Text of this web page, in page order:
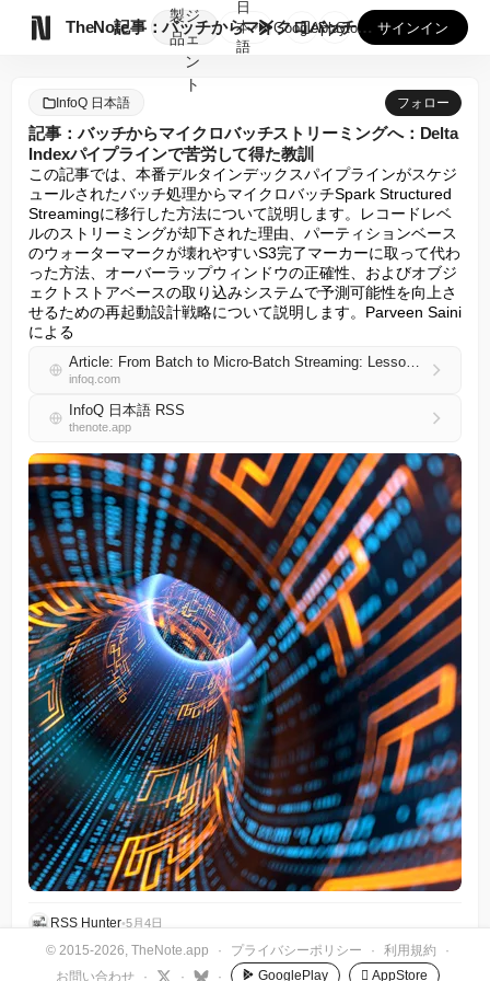
TheNote
製
品
ジ
ェ
ン
ト
記事：バッチからマイクロバッチストリーミングへ：Delta ...
日
本
語
GooglePlay
AppStore サインイン
InfoQ 日本語 フォロー
記事：バッチからマイクロバッチストリーミングへ：Delta
Indexパイプラインで苦労して得た教訓
この記事では、本番デルタインデックスパイプラインがスケジ
ュールされたバッチ処理からマイクロバッチSpark Structured
Streamingに移行した方法について説明します。レコードレベ
ルのストリーミングが却下された理由、パーティションベース
のウォーターマークが壊れやすいS3完了マーカーに取って代わ
った方法、オーバーラップウィンドウの正確性、およびオブジ
ェクトストアベースの取り込みシステムで予測可能性を向上さ
せるための再起動設計戦略について説明します。Parveen Saini
による
Article: From Batch to Micro-Batch Streaming: Lessons Learned the Hard Way in a Delta Index Pipeline
infoq.com
InfoQ 日本語 RSS
thenote.app
RSS Hunter•5月4日
© 2015-2026, TheNote.app · プライバシーポリシー · 利用規約
·
お問い合わせ
· · · GooglePlay  AppStore